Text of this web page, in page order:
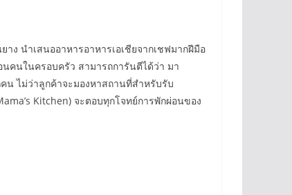
ง นำเสนออาหารอาหารเอเชียจากเชฟมากฝีมือ
นคนในครอบครัว สามารถการันตีได้ว่า มา
น ไม่ว่าลูกค้าจะมองหาสถานที่สำหรับรับ
Kitchen) จะตอบทุกโจทย์การพักผ่อนของ